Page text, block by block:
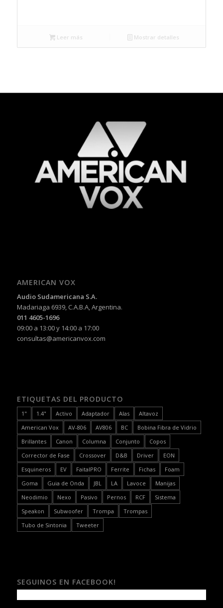
Leer más Mostrar detalles
AMERICAN VOX
Audio Sudamericana S.A.
Madariaga 6939, C.A.B.A, Argentina.
011 4605-1696
09:00 a 13:00 y 14:00 a 17:00
consultas@americanvox.com
ETIQUETAS DEL PRODUCTO
1" 1.4" Activo Adaptador Alas
Altavoz
American Vox
AV-806 AV806 BC
Bobina Fibra de Vidrio
Brillantes
Canon Columna Conjunto
Copos
Corrector de Fase
Crossover D&B Driver
EON
Esquineros
EV FaitalPRO Ferrite Fichas
Foam
Goma
Guia de Onda JBL LA Lavoce
Manijas
Neodimio
Nexo Pasivo Pernos RCF
Sistema
Speakon
Subwoofer Trompa
Trompas
Tubo de Sintonia
Tweeter
SEGUINOS EN FACEBOOK!